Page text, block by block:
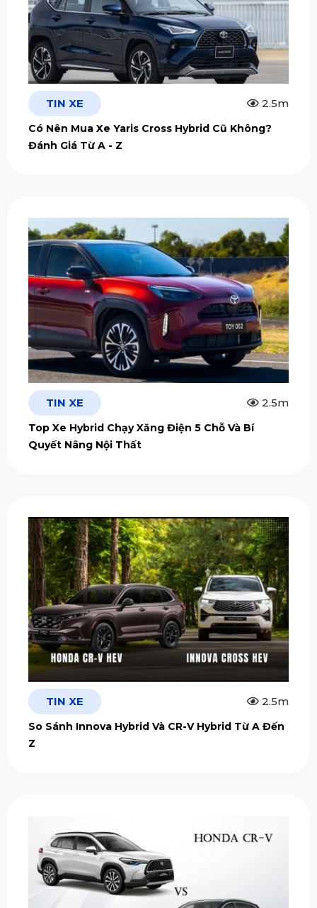
TIN XE 2.5m
Có Nên Mua Xe Yaris Cross Hybrid Cũ Không?
Đánh Giá Từ A - Z
TIN XE 2.5m
Top Xe Hybrid Chạy Xăng Điện 5 Chỗ Và Bí
Quyết Nâng Nội Thất
TIN XE 2.5m
So Sánh Innova Hybrid Và CR-V Hybrid Từ A Đến
Z